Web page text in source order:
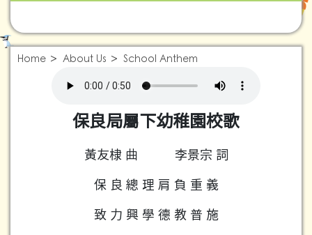
Home About Us School Anthem
保良局屬下幼稚園校歌
黃友棣 曲
李景宗 詞
保 良 總 理 肩 負 重 義
致 力 興 學 德 教 普 施